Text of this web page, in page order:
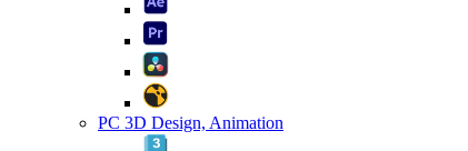
PC 3D Design, Animation